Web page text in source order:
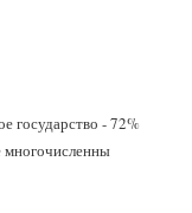
государство - 72%
многочисленны